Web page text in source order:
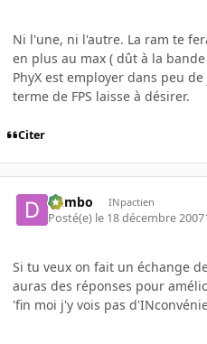
Ni l'une, ni l'autre. La ram te
en plus au max ( dût à la
PhyX est employer dans peu
terme de FPS laisse à désirer.
Citer
dumbo INpactien
Posté(e) le 18 décembre 2007
Si tu veux on fait un échange
auras des réponses pour
'fin moi j'y vois pas